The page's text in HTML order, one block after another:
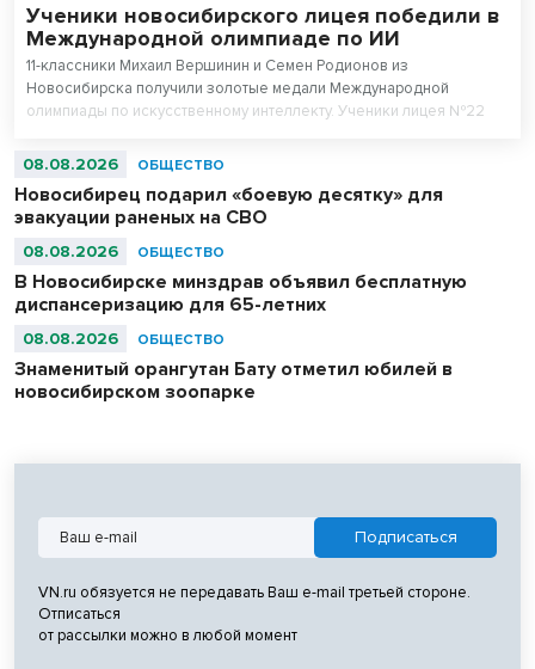
Ученики новосибирского лицея победили в
Международной олимпиаде по ИИ
11-классники Михаил Вершинин и Семен Родионов из
Новосибирска получили золотые медали Международной
олимпиады по искусственному интеллекту. Ученики лицея №22
абсолютными чемпионами соревнований.
08.08.2026 ОБЩЕСТВО
Новосибирец подарил «боевую десятку» для
эвакуации раненых на СВО
08.08.2026 ОБЩЕСТВО
В Новосибирске минздрав объявил бесплатную
диспансеризацию для 65-летних
08.08.2026 ОБЩЕСТВО
Знаменитый орангутан Бату отметил юбилей в
новосибирском зоопарке
VN.ru обязуется не передавать Ваш e-mail третьей стороне.
Отписаться
от рассылки можно в любой момент